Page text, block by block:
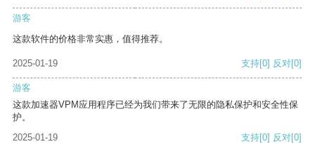
游客
这款软件的价格非常实惠，值得推荐。
2025-01-19 支持[0] 反对[0]
游客
这款加速器VPM应用程序已经为我们带来了无限的隐私保护和安全性保
护。
2025-01-19
支持[0] 反对[0]